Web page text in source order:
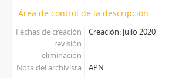
Área de control de la descripción
Fechas de creación
revisión
eliminación
Creación: julio 2020
Nota del archivista APN